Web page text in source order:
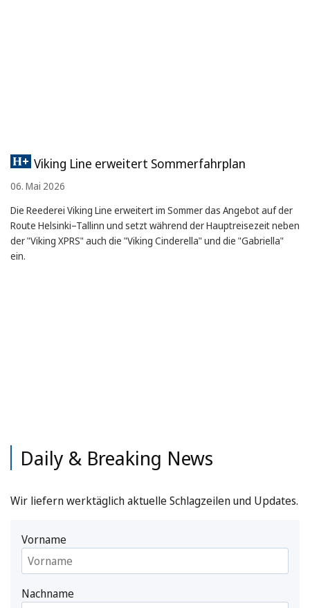
Viking Line erweitert Sommerfahrplan
06. Mai 2026
Die Reederei Viking Line erweitert im Sommer das Angebot auf der
Route Helsinki–Tallinn und setzt während der Hauptreisezeit neben
der "Viking XPRS" auch die "Viking Cinderella" und die "Gabriella"
ein.
Daily & Breaking News
Wir liefern werktäglich aktuelle Schlagzeilen und Updates.
Vorname
Nachname